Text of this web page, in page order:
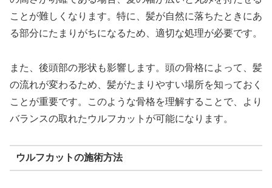
ことが難しくなります。特に、髪が自然に落ちたときにあ
る部分にたまりがちになるため、適切な処理が必要です。
また、後頭部の形状も影響します。頭の骨格によって、髪
の流れが変わるため、髪がたまりやすい場所を知っておく
ことが重要です。このような骨格を理解することで、より
バランスの取れたウルフカットが可能になります。
ウルフカットの施術方法